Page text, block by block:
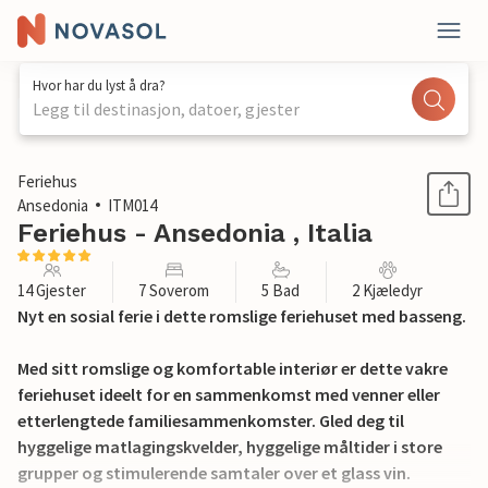
Hvor har du lyst å dra?
Legg til destinasjon, datoer, gjester
1 / 45
Feriehus
Ansedonia
ITM014
Feriehus - Ansedonia , Italia
14 Gjester 7 Soverom 5 Bad 2 Kjæledyr
Nyt en sosial ferie i dette romslige feriehuset med basseng.
Med sitt romslige og komfortable interiør er dette vakre
feriehuset ideelt for en sammenkomst med venner eller
etterlengtede familiesammenkomster. Gled deg til
hyggelige matlagingskvelder, hyggelige måltider i store
grupper og stimulerende samtaler over et glass vin.